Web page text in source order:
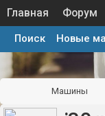
Главная Форум
Каталог запчастей
Поиск Новые
Машины